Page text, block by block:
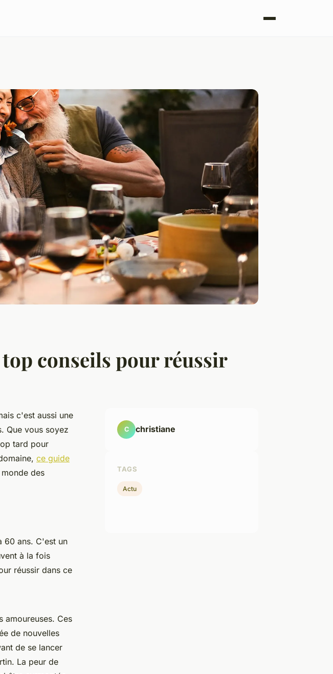
conseils pour réussir
c'est aussi une
Que vous soyez
tard pour
ce guide
des
60 ans. C'est un
à la fois
réussir dans ce
amoureuses. Ces
de nouvelles
de se lancer
La peur de
C christiane
TAGS
Actu